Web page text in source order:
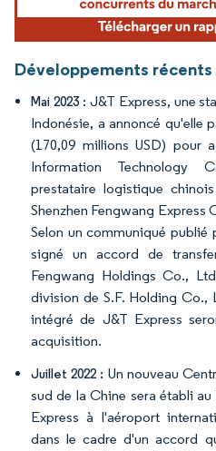
Développements
Mai 2023 : J&T Express, une
Indonésie, a annoncé qu'elle
(170,09 millions USD) pour
Information Technology
prestataire logistique
Shenzhen Fengwang Express
Selon un communiqué publié
signé un accord de
Fengwang Holdings Co.,
division de S.F. Holding Co.,
intégré de J&T Express
acquisition.
Juillet 2022 : Un nouveau
sud de la Chine sera établi
Express à l'aéroport
dans le cadre d'un accord